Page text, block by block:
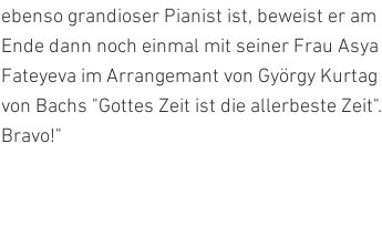
ebenso grandioser Pianist ist, beweist er am
Ende dann noch einmal mit seiner Frau Asya
Fateyeva im Arrangemant von György Kurtag
von Bachs "Gottes Zeit ist die allerbeste Zeit".
Bravo!"